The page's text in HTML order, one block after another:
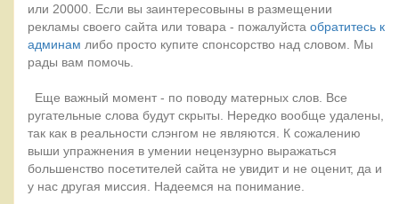
или 20000. Если вы заинтересовыны в размещении
рекламы своего сайта или товара - пожалуйста обратитесь к
админам либо просто купите спонсорство над словом. Мы
рады вам помочь.
Еще важный момент - по поводу матерных слов. Все
ругательные слова будут скрыты. Нередко вообще удалены,
так как в реальности слэнгом не являются. К сожалению
выши упражнения в умении нецензурно выражаться
большенство посетителей сайта не увидит и не оценит, да и
у нас другая миссия. Надеемся на понимание.